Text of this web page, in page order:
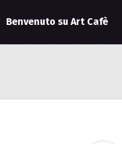
Benvenuto su Art Cafè